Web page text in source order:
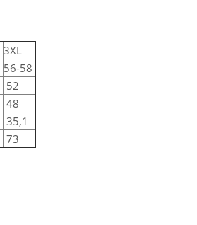
3XL
56-58
52
48
35,1
73